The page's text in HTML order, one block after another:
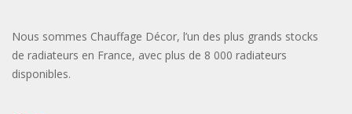
Nous sommes Chauffage Décor, l’un des plus grands stocks
de radiateurs en France, avec plus de 8 000 radiateurs
disponibles.